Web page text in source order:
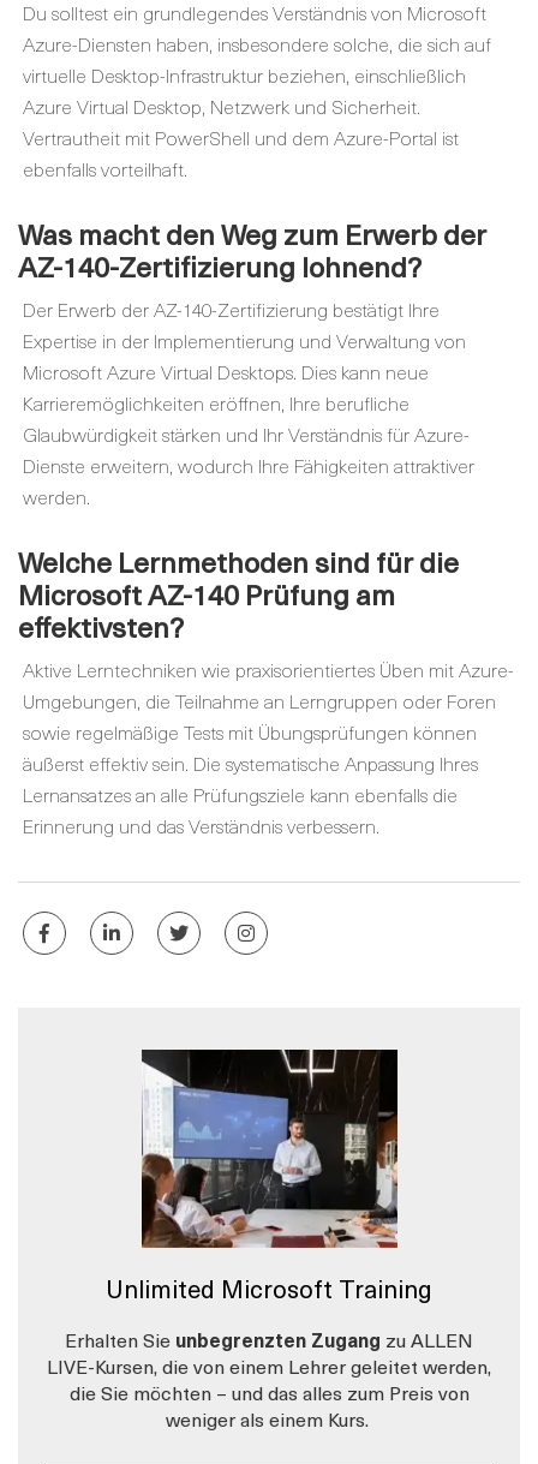
Du solltest ein grundlegendes Verständnis von Microsoft
Azure-Diensten haben, insbesondere solche, die sich auf
virtuelle Desktop-Infrastruktur beziehen, einschließlich
Azure Virtual Desktop, Netzwerk und Sicherheit.
Vertrautheit mit PowerShell und dem Azure-Portal ist
ebenfalls vorteilhaft.
Was macht den Weg zum Erwerb der
AZ-140-Zertifizierung lohnend?
Der Erwerb der AZ-140-Zertifizierung bestätigt Ihre
Expertise in der Implementierung und Verwaltung von
Microsoft Azure Virtual Desktops. Dies kann neue
Karrieremöglichkeiten eröffnen, Ihre berufliche
Glaubwürdigkeit stärken und Ihr Verständnis für Azure-
Dienste erweitern, wodurch Ihre Fähigkeiten attraktiver
werden.
Welche Lernmethoden sind für die
Microsoft AZ-140 Prüfung am
effektivsten?
Aktive Lerntechniken wie praxisorientiertes Üben mit Azure-
Umgebungen, die Teilnahme an Lerngruppen oder Foren
sowie regelmäßige Tests mit Übungsprüfungen können
äußerst effektiv sein. Die systematische Anpassung Ihres
Lernansatzes an alle Prüfungsziele kann ebenfalls die
Erinnerung und das Verständnis verbessern.
Unlimited Microsoft Training
Erhalten Sie unbegrenzten Zugang zu ALLEN
LIVE-Kursen, die von einem Lehrer geleitet werden,
die Sie möchten – und das alles zum Preis von
weniger als einem Kurs.